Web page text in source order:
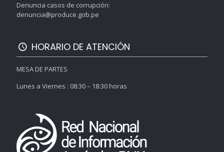
Denuncia casos de corrupción:
denuncia@produce.gob.pe
HORARIO DE ATENCIÓN
MESA DE PARTES
Lunes a Viernes : 08:30 – 18:30 horas